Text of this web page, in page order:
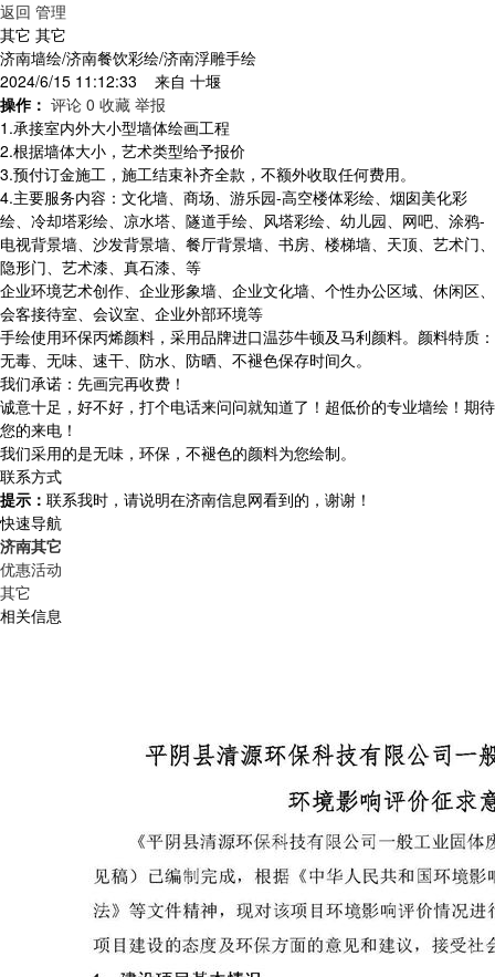
返回 管理
其它 其它
济南墙绘/济南餐饮彩绘/济南浮雕手绘
2024/6/15 11:12:33 来自 十堰
操作： 评论 0 收藏 举报
1.承接室内外大小型墙体绘画工程
2.根据墙体大小，艺术类型给予报价
3.预付订金施工，施工结束补齐全款，不额外收取任何费用。
4.主要服务内容：文化墙、商场、游乐园-高空楼体彩绘、烟囱美化彩
绘、冷却塔彩绘、凉水塔、隧道手绘、风塔彩绘、幼儿园、网吧、涂鸦-
电视背景墙、沙发背景墙、餐厅背景墙、书房、楼梯墙、天顶、艺术门、
隐形门、艺术漆、真石漆、等
企业环境艺术创作、企业形象墙、企业文化墙、个性办公区域、休闲区、
会客接待室、会议室、企业外部环境等
手绘使用环保丙烯颜料，采用品牌进口温莎牛顿及马利颜料。颜料特质：
无毒、无味、速干、防水、防晒、不褪色保存时间久。
我们承诺：先画完再收费！
诚意十足，好不好，打个电话来问问就知道了！超低价的专业墙绘！期待
您的来电！
我们采用的是无味，环保，不褪色的颜料为您绘制。
联系方式
提示： 联系我时，请说明在济南信息网看到的，谢谢！
快速导航
济南其它
优惠活动
其它
相关信息